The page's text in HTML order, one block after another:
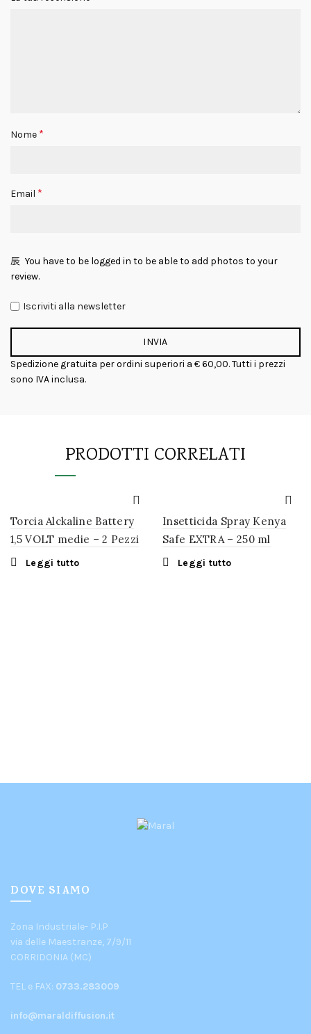
Nome *
Email *
You have to be logged in to be able to add photos to your
review.
Iscriviti alla newsletter
Spedizione gratuita per ordini superiori a € 60,00. Tutti i prezzi
sono IVA inclusa.
PRODOTTI CORRELATI
Torcia Alckaline Battery
1,5 VOLT medie – 2 Pezzi
Leggi tutto
Insetticida Spray Kenya
Safe EXTRA – 250 ml
Leggi tutto
DOVE SIAMO
Zona Industriale- P.I.P
via delle Maestranze, 7/9/11
CORRIDONIA (MC)
TEL e FAX: 0733.283009
info@maraldiffusion.it